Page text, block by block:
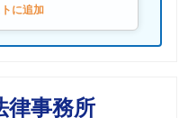
に追加
律事務所